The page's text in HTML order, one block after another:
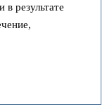
результате